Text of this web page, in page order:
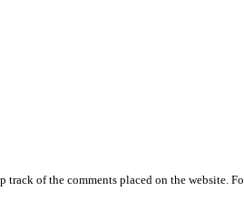
track of the comments placed on the